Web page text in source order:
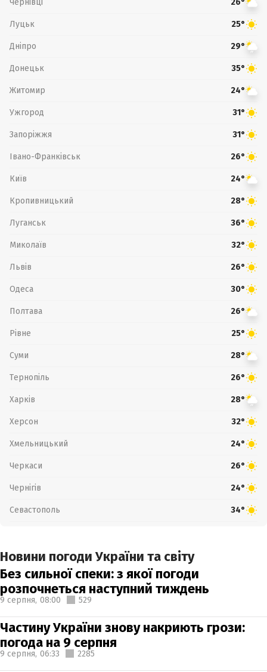
26°
Луцьк 25°
Дніпро 29°
Донецьк 35°
Житомир 24°
Ужгород 31°
Запоріжжя 31°
Івано-Франківськ 26°
Київ 24°
Кропивницький 28°
Луганськ 36°
Миколаїв 32°
Львів 26°
Одеса 30°
Полтава 26°
Рівне 25°
Суми 28°
Тернопіль 26°
Харків 28°
Херсон 32°
Хмельницький 24°
Черкаси 26°
Чернігів 24°
Севастополь 34°
Новини погоди України та світу
Без сильної спеки: з якої погоди
розпочнеться наступний тиждень
9 серпня, 08:00 529
Частину України знову накриють грози:
погода на 9 серпня
9 серпня, 06:33 2285